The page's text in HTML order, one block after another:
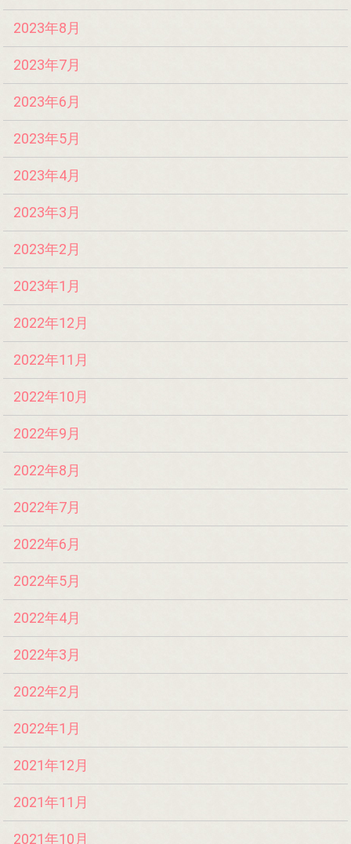
2023年8月
2023年7月
2023年6月
2023年5月
2023年4月
2023年3月
2023年2月
2023年1月
2022年12月
2022年11月
2022年10月
2022年9月
2022年8月
2022年7月
2022年6月
2022年5月
2022年4月
2022年3月
2022年2月
2022年1月
2021年12月
2021年11月
2021年10月